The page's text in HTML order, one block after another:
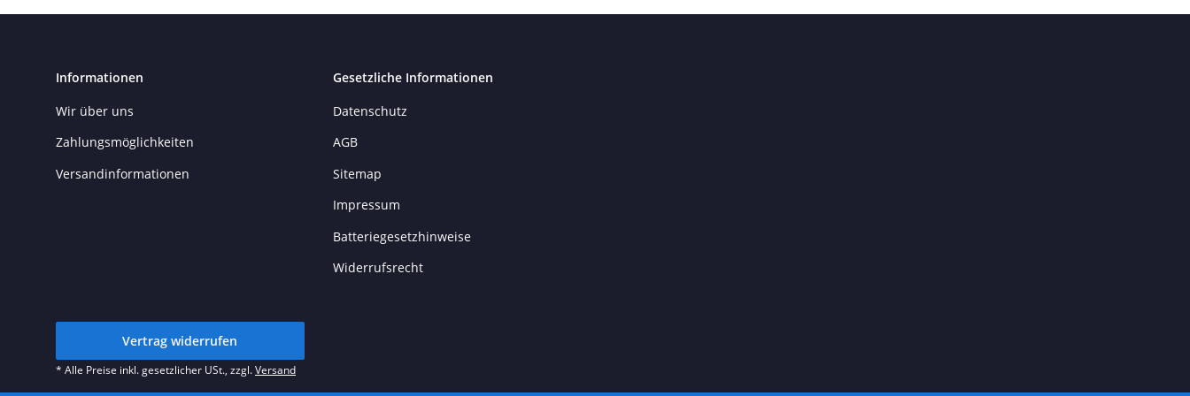
Informationen
Wir über uns
Zahlungsmöglichkeiten
Versandinformationen
Gesetzliche Informationen
Datenschutz
AGB
Sitemap
Impressum
Batteriegesetzhinweise
Widerrufsrecht
Vertrag widerrufen
* Alle Preise inkl. gesetzlicher USt., zzgl.Versand